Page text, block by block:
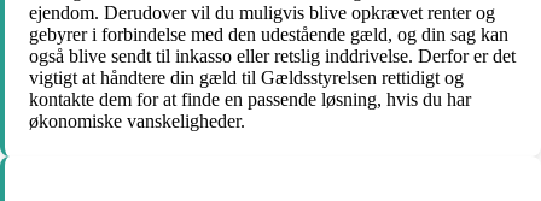
ejendom. Derudover vil du muligvis blive opkrævet renter og
gebyrer i forbindelse med den udestående gæld, og din sag kan
også blive sendt til inkasso eller retslig inddrivelse. Derfor er det
vigtigt at håndtere din gæld til Gældsstyrelsen rettidigt og
kontakte dem for at finde en passende løsning, hvis du har
økonomiske vanskeligheder.